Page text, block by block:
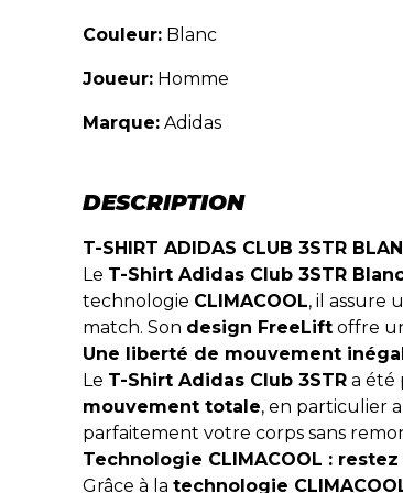
Couleur: Blanc
Joueur: Homme
Marque: Adidas
DESCRIPTION
T-SHIRT ADIDAS CLUB 3STR
Le T-Shirt Adidas Club 3STR
technologie CLIMACOOL, il assure
match. Son design FreeLift offre
Une liberté de mouvement
Le T-Shirt Adidas Club 3STR a été
mouvement totale, en particulier
parfaitement votre corps sans
Technologie CLIMACOOL :
Grâce à la technologie